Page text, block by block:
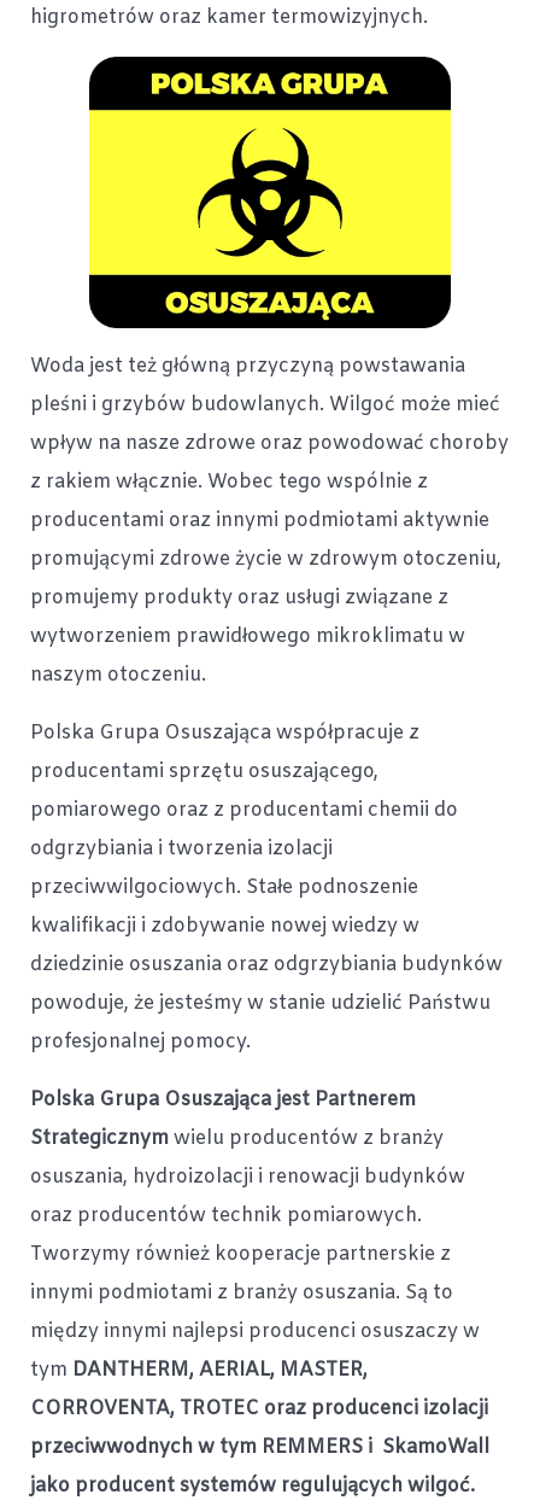
higrometrów oraz kamer termowizyjnych.
Woda jest też główną przyczyną powstawania
pleśni i grzybów budowlanych. Wilgoć może mieć
wpływ na nasze zdrowe oraz powodować choroby
z rakiem włącznie. Wobec tego wspólnie z
producentami oraz innymi podmiotami aktywnie
promującymi zdrowe życie w zdrowym otoczeniu,
promujemy produkty oraz usługi związane z
wytworzeniem prawidłowego mikroklimatu w
naszym otoczeniu.
Polska Grupa Osuszająca współpracuje z
producentami sprzętu osuszającego,
pomiarowego oraz z producentami chemii do
odgrzybiania i tworzenia izolacji
przeciwwilgociowych. Stałe podnoszenie
kwalifikacji i zdobywanie nowej wiedzy w
dziedzinie osuszania oraz odgrzybiania budynków
powoduje, że jesteśmy w stanie udzielić Państwu
profesjonalnej pomocy.
Polska Grupa Osuszająca jest Partnerem
Strategicznymwielu producentów z branży
osuszania, hydroizolacji i renowacji budynków
oraz producentów technik pomiarowych.
Tworzymy również kooperacje partnerskie z
innymi podmiotami z branży osuszania. Są to
między innymi najlepsi producenci osuszaczy w
tym DANTHERM, AERIAL, MASTER,
CORROVENTA, TROTEC oraz producenci izolacji
przeciwwodnych w tym REMMERS i SkamoWall
jako producent systemów regulujących wilgoć.